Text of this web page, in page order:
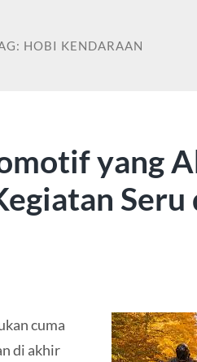
HOBI KENDARAAN
yang
Seru
cuma
di akhir